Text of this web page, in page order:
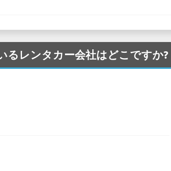
るレンタカー会社はどこですか?